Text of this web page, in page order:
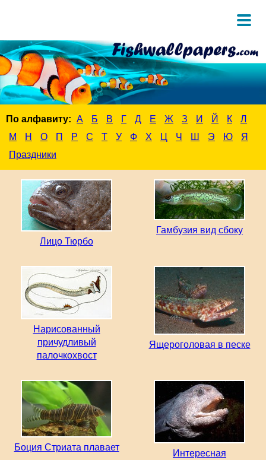
По алфавиту: А Б В Г Д Е Ж З И Й К
Л
М
Н О П Р С Т У Ф Х Ц Ч Ш Э Ю
Я
Праздники
Лицо Тюрбо
Гамбузия вид сбоку
Нарисованный
причудливый
палочкохвост
Ящероголовая в песке
Боция Стриата плавает
Интересная